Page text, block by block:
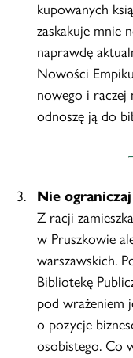
kupowanych
zaskakuje mnie
naprawdę
Nowości
nowego i raczej
odnoszę ją do
Nie
Z racji
w Pruszkowie
warszawskich.
Bibliotekę
pod wrażeniem
o pozycje
osobistego. Co